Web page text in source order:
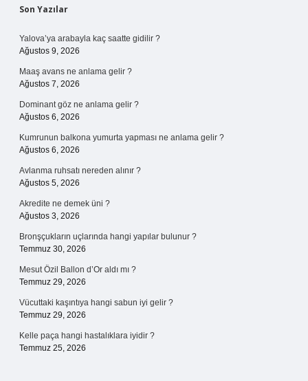
Sidebar
Son Yazılar
Yalova’ya arabayla kaç saatte gidilir ?
Ağustos 9, 2026
Maaş avans ne anlama gelir ?
Ağustos 7, 2026
Dominant göz ne anlama gelir ?
Ağustos 6, 2026
Kumrunun balkona yumurta yapması ne anlama gelir ?
Ağustos 6, 2026
Avlanma ruhsatı nereden alınır ?
Ağustos 5, 2026
Akredite ne demek üni ?
Ağustos 3, 2026
Bronşçukların uçlarında hangi yapılar bulunur ?
Temmuz 30, 2026
Mesut Özil Ballon d’Or aldı mı ?
Temmuz 29, 2026
Vücuttaki kaşıntıya hangi sabun iyi gelir ?
Temmuz 29, 2026
Kelle paça hangi hastalıklara iyidir ?
Temmuz 25, 2026